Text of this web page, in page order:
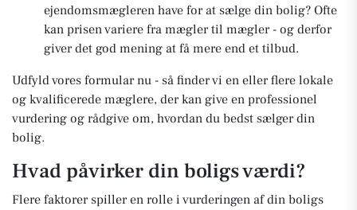
ejendomsmægleren have for at sælge din bolig? Ofte
kan prisen variere fra mægler til mægler - og derfor
giver det god mening at få mere end et tilbud.
Udfyld vores formular nu - så finder vi en eller flere lokale
og kvalificerede mæglere, der kan give en professionel
vurdering og rådgive om, hvordan du bedst sælger din
bolig.
Hvad påvirker din boligs værdi?
Flere faktorer spiller en rolle i vurderingen af din boligs